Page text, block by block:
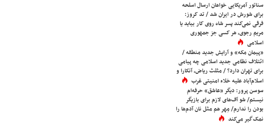
سناتور آمریکایی خواهان ارسال اسلحه
برای شورش در ایران شد / تد کروز:
فرقی نمی‌کند پسر شاه روی کار بیاید یا
مریم رجوی، هر کسی جز جمهوری
اسلامی
«پیمان مکه» و آرایش جدید منطقه /
ائتلاف نظامی جدید اسلامی چه پیامی
برای تهران دارد؟ / مثلث ریاض، آنکارا و
اسلام‌آباد علیه خلاء امنیتی غرب
سوسن پرور: دیگر «عاشق» حرفه‌ام
نیستم/ شو آف‌های لازم برای بازیگر
بودن را ندارم/ مِهر هم مثل نان آدم‌ها را
نمک‌گیر می‌کند